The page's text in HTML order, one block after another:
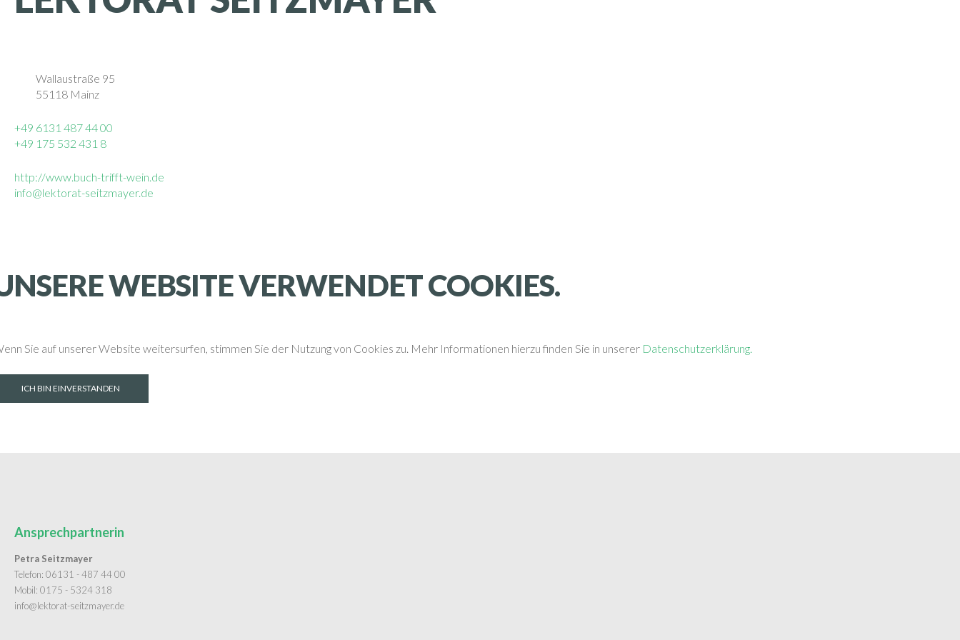
Wallaustraße 95
55118 Mainz
+49 6131 487 44 00
+49 175 532 431 8
http://www.buch-trifft-wein.de
info@lektorat-seitzmayer.de
WEBSITE VERWENDET COOKIES.
Sie auf unserer Website weitersurfen, stimmen Sie der Nutzung von Cookies zu. Mehr Informationen hierzu finden Sie in unserer Datenschutzerklärung.
ICH BIN EINVERSTANDEN
Ansprechpartnerin
Petra Seitzmayer
Telefon: 06131 - 487 44 00
Mobil: 0175 - 5324 318
info@lektorat-seitzmayer.de